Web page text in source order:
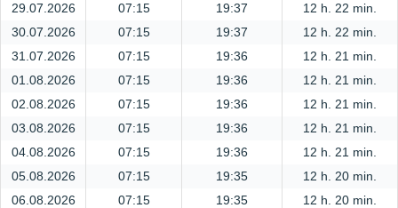
29.07.2026
07:15 19:37
12 h. 22 min.
30.07.2026
07:15 19:37
12 h. 22 min.
31.07.2026
07:15 19:36
12 h. 21 min.
01.08.2026
07:15 19:36
12 h. 21 min.
02.08.2026
07:15 19:36
12 h. 21 min.
03.08.2026
07:15 19:36
12 h. 21 min.
04.08.2026
07:15 19:36
12 h. 21 min.
05.08.2026
07:15 19:35
12 h. 20 min.
06.08.2026
07:15 19:35
12 h. 20 min.